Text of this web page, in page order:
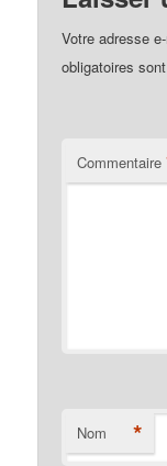
Votre adresse
obligatoires
Commentaire
Nom *